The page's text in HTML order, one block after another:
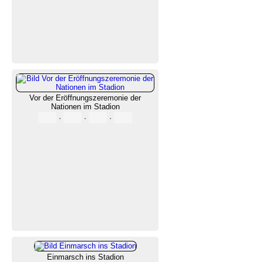
Vor der Eröffnungszeremonie der
Nationen im Stadion
·
· ·
Einmarsch ins Stadion